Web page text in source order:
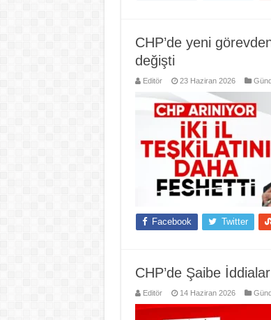
CHP’de yeni
değişti
Editör 23 Haziran 2026
Facebook Twitter
CHP’de Şaibe
Editör 14 Haziran 2026